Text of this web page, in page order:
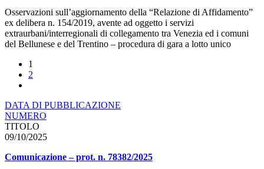
Osservazioni sull’aggiornamento della “Relazione di Affidamento”
ex delibera n. 154/2019, avente ad oggetto i servizi
extraurbani/interregionali di collegamento tra Venezia ed i comuni
del Bellunese e del Trentino – procedura di gara a lotto unico
1
2
DATA DI PUBBLICAZIONE
NUMERO
TITOLO
09/10/2025
Comunicazione – prot. n. 78382/2025